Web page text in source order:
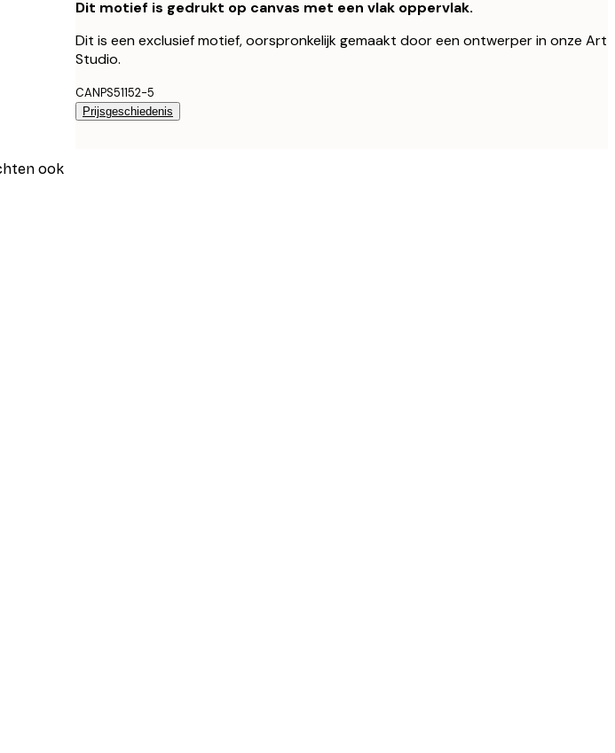
Dit motief is gedrukt op canvas met een vlak oppervlak.
Dit is een exclusief motief, oorspronkelijk gemaakt door een ontwerper in onze Art
Studio.
CANPS51152-5
Prijsgeschiedenis
ook